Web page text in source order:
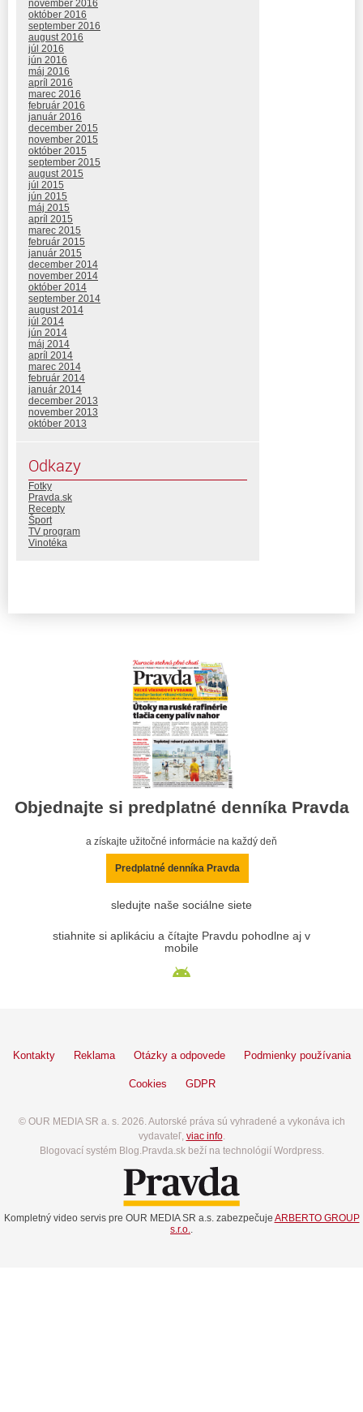
november 2016
október 2016
september 2016
august 2016
júl 2016
jún 2016
máj 2016
apríl 2016
marec 2016
február 2016
január 2016
december 2015
november 2015
október 2015
september 2015
august 2015
júl 2015
jún 2015
máj 2015
apríl 2015
marec 2015
február 2015
január 2015
december 2014
november 2014
október 2014
september 2014
august 2014
júl 2014
jún 2014
máj 2014
apríl 2014
marec 2014
február 2014
január 2014
december 2013
november 2013
október 2013
Odkazy
Fotky
Pravda.sk
Recepty
Šport
TV program
Vinotéka
Objednajte si predplatné denníka Pravda
a získajte užitočné informácie na každý deň
Predplatné denníka Pravda
sledujte naše sociálne siete
stiahnite si aplikáciu a čítajte Pravdu pohodlne aj v
mobile
Kontakty Reklama Otázky a odpovede Podmienky používania
Cookies GDPR
© OUR MEDIA SR a. s. 2026. Autorské práva sú vyhradené a vykonáva ich
vydavateľ, viac info.
Blogovací systém Blog.Pravda.sk beží na technológií Wordpress.
Kompletný video servis pre OUR MEDIA SR a.s. zabezpečuje ARBERTO GROUP
s.r.o.